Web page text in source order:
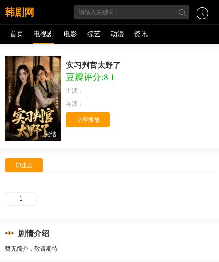
韩剧网
首页 电视剧 电影 综艺 动漫 资讯
完结
实习判官太野了
豆瓣评分:8.1
主演：
导演：
立即播放
加速云
1
剧情介绍
暂无简介，敬请期待